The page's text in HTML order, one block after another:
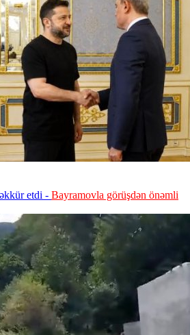
etdi - Bayramovla görüşdən önəmli